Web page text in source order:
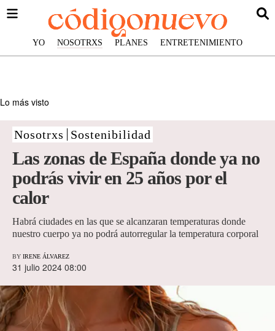
YO NOSOTRXS PLANES ENTRETENIMIENTO
Lo más visto
Nosotrxs Sostenibilidad
Las zonas de España donde ya no
podrás vivir en 25 años por el
calor
Habrá ciudades en las que se alcanzaran temperaturas donde
nuestro cuerpo ya no podrá autorregular la temperatura corporal
BY IRENE ÁLVAREZ
31 julio 2024 08:00